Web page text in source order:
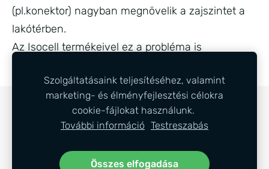
(pl.konektor) nagyban megnövelik a zajszintet a
lakótérben.
Az Isocell termékeivel ez a probléma is
COOKIE-FÁJLOK
ikon segítségével megteheti. Kattintson rá.
Szolgáltatásaink teljesítéséhez, valamint
marketing- és élményfejlesztési célokra
cookie-fájlokat használunk.
További információ Testreszabás
Összes elfogadása